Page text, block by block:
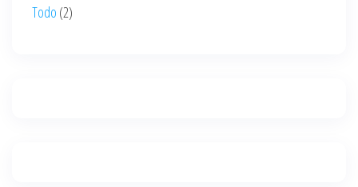
Todo (2)